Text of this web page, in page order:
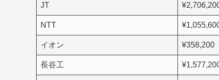
JT
NTT
イオン ¥358,200
長谷工